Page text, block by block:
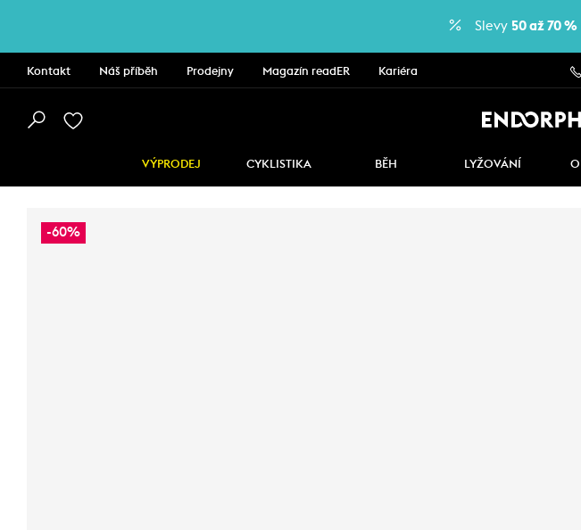
Slevy 50 až 70 %
Kontakt Náš příběh Prodejny Magazín readER Kariéra
VÝPRODEJ CYKLISTIKA BĚH LYŽOVÁNÍ
-60%